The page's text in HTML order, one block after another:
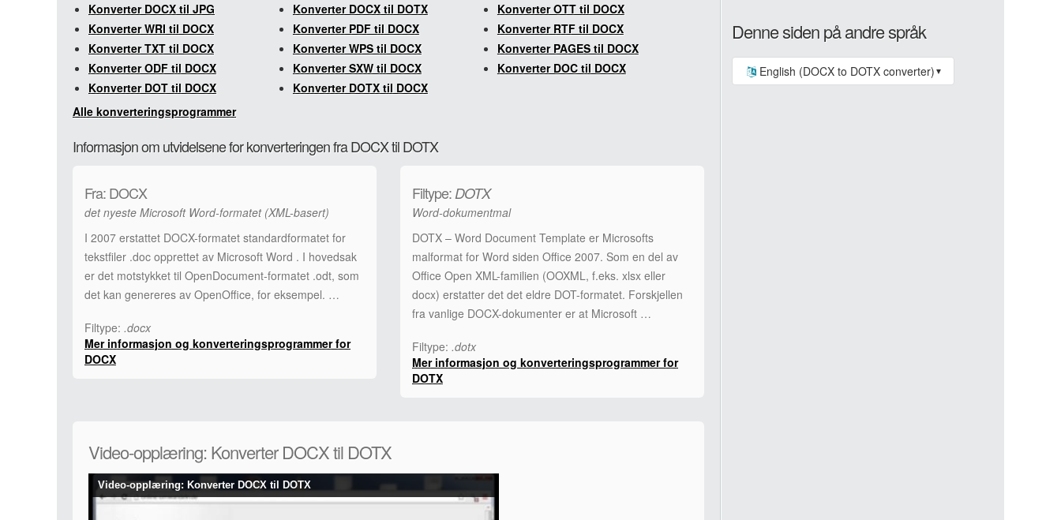
Konverter DOCX til JPG
Konverter DOCX til DOTX
Konverter OTT til DOCX
Konverter WRI til DOCX
Konverter PDF til DOCX
Konverter RTF til DOCX
Konverter TXT til DOCX
Konverter WPS til DOCX
Konverter PAGES til DOCX
Konverter ODF til DOCX
Konverter SXW til DOCX
Konverter DOC til DOCX
Konverter DOT til DOCX
Konverter DOTX til DOCX
Alle konverteringsprogrammer
Informasjon om utvidelsene for konverteringen fra DOCX til DOTX
Fra: DOCX
det nyeste Microsoft Word-formatet (XML-basert)
I 2007 erstattet DOCX-formatet standardformatet for
tekstfiler .doc opprettet av Microsoft Word . I hovedsak
er det motstykket til OpenDocument-formatet .odt, som
det kan genereres av OpenOffice, for eksempel. …
Filtype: .docx
Mer informasjon og konverteringsprogrammer for
DOCX
Filtype:DOTX
Word-dokumentmal
DOTX – Word Document Template er Microsofts
malformat for Word siden Office 2007. Som en del av
Office Open XML-familien (OOXML, f.eks. xlsx eller
docx) erstatter det det eldre DOT-formatet. Forskjellen
fra vanlige DOCX-dokumenter er at Microsoft …
Filtype: .dotx
Mer informasjon og konverteringsprogrammer for
DOTX
Video-opplæring: Konverter DOCX til DOTX
Video-opplæring: Konverter DOCX til DOTX
Denne siden på andre språk
English (DOCX to DOTX converter) ▼